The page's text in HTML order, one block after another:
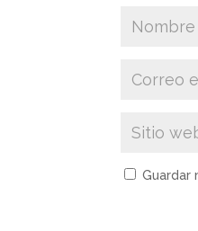
Guardar